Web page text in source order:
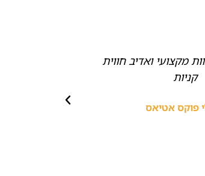
מקצועי ואדיב חווית
קניות
פוקס אטיאס